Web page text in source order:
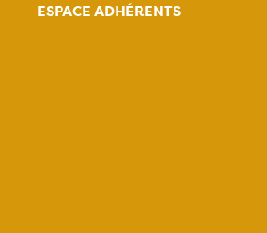
ESPACE ADHÉRENTS